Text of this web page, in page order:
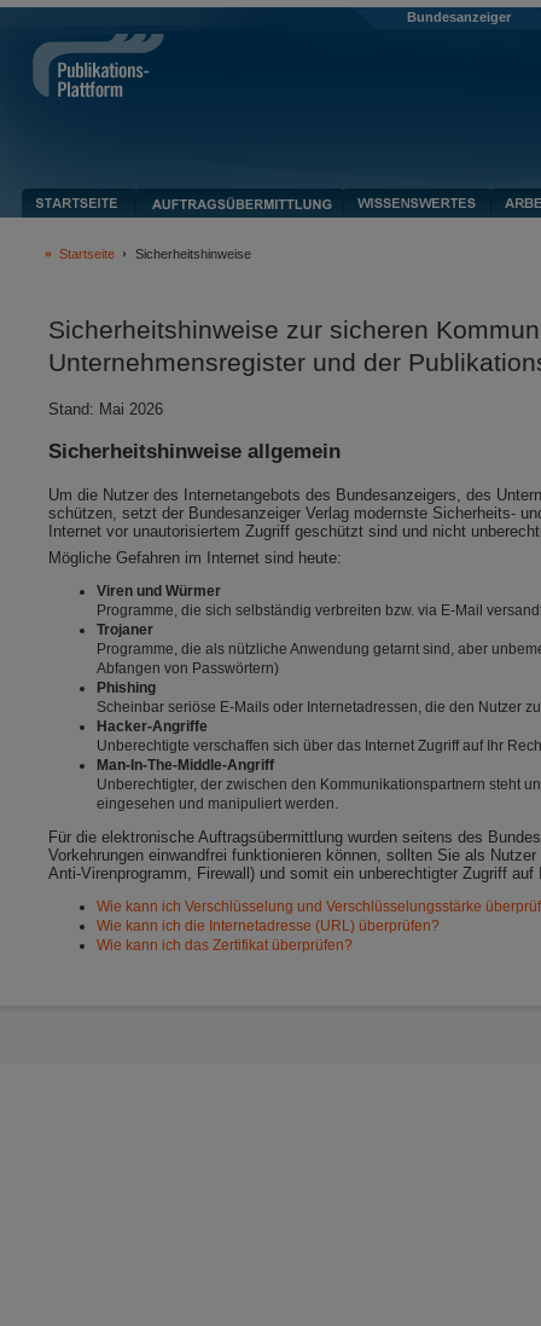
Bundesanzeiger
Startseite Sicherheitshinweise
Sicherheitshinweise zur sicheren
Unternehmensregister und der
Stand: Mai 2026
Sicherheitshinweise allgemein
Um die Nutzer des Internetangebots des Bundesanzeigers, des
schützen, setzt der Bundesanzeiger Verlag modernste Sicherheits-
Internet vor unautorisiertem Zugriff geschützt sind und nicht
Mögliche Gefahren im Internet sind heute:
Viren und Würmer
Programme, die sich selbständig verbreiten bzw. via E-Mail
Trojaner
Programme, die als nützliche Anwendung getarnt sind, aber
Abfangen von Passwörtern)
Phishing
Scheinbar seriöse E-Mails oder Internetadressen, die den Nutzer
Hacker-Angriffe
Unberechtigte verschaffen sich über das Internet Zugriff auf Ihr
Man-In-The-Middle-Angriff
Unberechtigter, der zwischen den Kommunikationspartnern steht
eingesehen und manipuliert werden.
Für die elektronische Auftragsübermittlung wurden seitens des
Vorkehrungen einwandfrei funktionieren können, sollten Sie als
Anti-Virenprogramm, Firewall) und somit ein unberechtigter Zugriff auf
Wie kann ich Verschlüsselung und Verschlüsselungsstärke
Wie kann ich die Internetadresse (URL) überprüfen?
Wie kann ich das Zertifikat überprüfen?